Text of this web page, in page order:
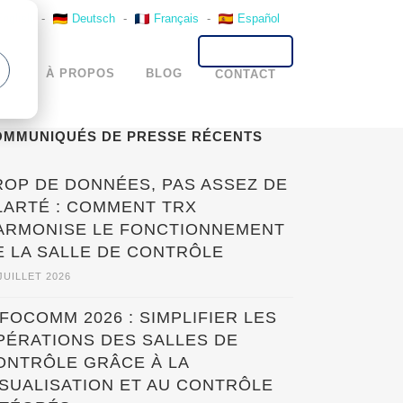
- Deutsch - Français - Español
À PROPOS BLOG CONTACT
DE PRESSE RÉCENTS
DE DONNÉES, PAS ASSEZ DE
: COMMENT TRX
LE FONCTIONNEMENT
LA SALLE DE CONTRÔLE
2026
2026 : SIMPLIFIER LES
DES SALLES DE
GRÂCE À LA
ET AU CONTRÔLE